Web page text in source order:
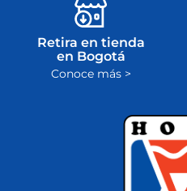
Retira en tienda
en Bogotá
Conoce más >